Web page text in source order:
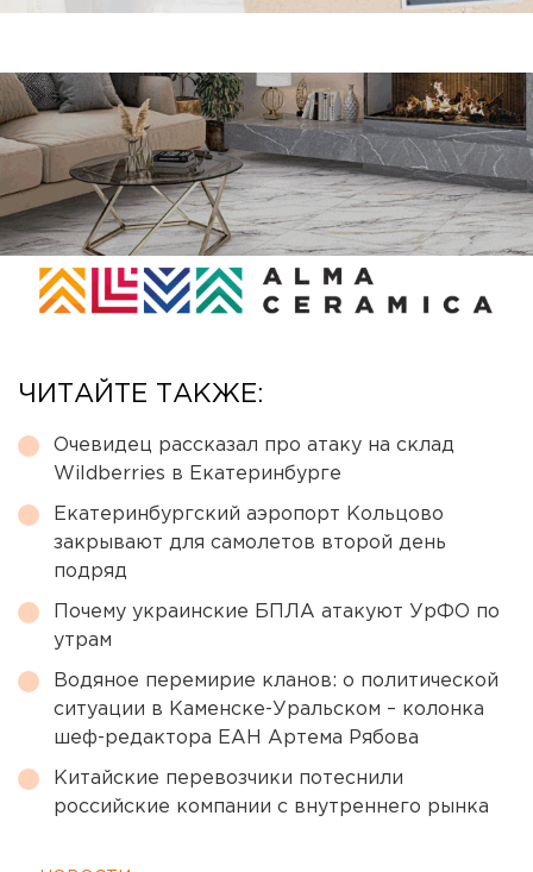
ЧИТАЙТЕ ТАКЖЕ:
Очевидец рассказал про атаку на склад
Wildberries в Екатеринбурге
Екатеринбургский аэропорт Кольцово
закрывают для самолетов второй день
подряд
Почему украинские БПЛА атакуют УрФО по
утрам
Водяное перемирие кланов: о политической
ситуации в Каменске-Уральском – колонка
шеф-редактора ЕАН Артема Рябова
Китайские перевозчики потеснили
российские компании с внутреннего рынка